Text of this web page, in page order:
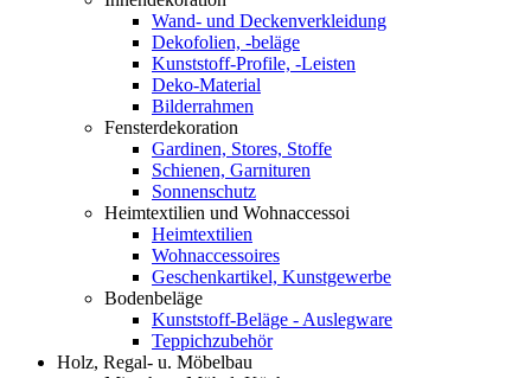
Wand- und Deckenverkleidung
Dekofolien, -beläge
Kunststoff-Profile, -Leisten
Deko-Material
Bilderrahmen
Fensterdekoration
Gardinen, Stores, Stoffe
Schienen, Garnituren
Sonnenschutz
Heimtextilien und Wohnaccessoi
Heimtextilien
Wohnaccessoires
Geschenkartikel, Kunstgewerbe
Bodenbeläge
Kunststoff-Beläge - Auslegware
Teppichzubehör
Holz, Regal- u. Möbelbau